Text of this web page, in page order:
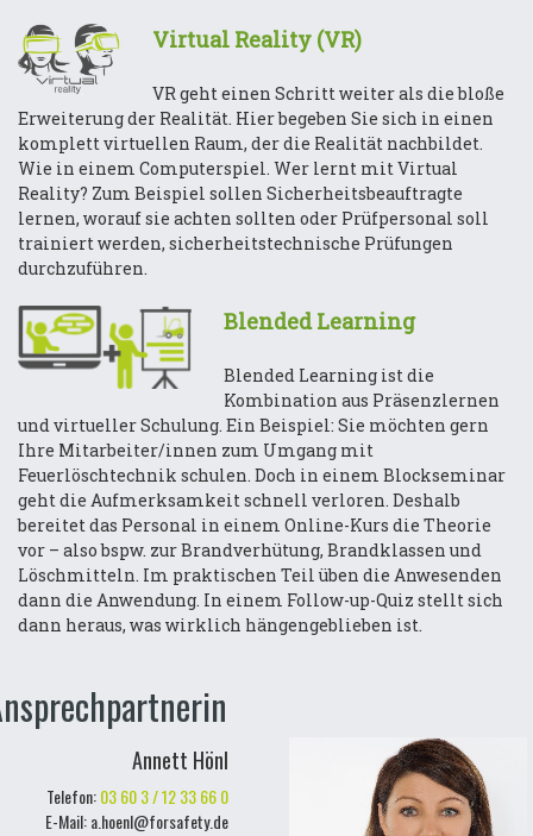
Virtual Reality (VR)
VR geht einen Schritt weiter als die bloße
Erweiterung der Realität. Hier begeben Sie sich in einen
komplett virtuellen Raum, der die Realität nachbildet.
Wie in einem Computerspiel. Wer lernt mit Virtual
Reality? Zum Beispiel sollen Sicherheitsbeauftragte
lernen, worauf sie achten sollten oder Prüfpersonal soll
trainiert werden, sicherheitstechnische Prüfungen
durchzuführen.
Blended Learning
Blended Learning ist die
Kombination aus Präsenzlernen
und virtueller Schulung. Ein Beispiel: Sie möchten gern
Ihre Mitarbeiter/innen zum Umgang mit
Feuerlöschtechnik schulen. Doch in einem Blockseminar
geht die Aufmerksamkeit schnell verloren. Deshalb
bereitet das Personal in einem Online-Kurs die Theorie
vor – also bspw. zur Brandverhütung, Brandklassen und
Löschmitteln. Im praktischen Teil üben die Anwesenden
dann die Anwendung. In einem Follow-up-Quiz stellt sich
dann heraus, was wirklich hängengeblieben ist.
Annett Hönl
Telefon:03 60 3 / 12 33 66 0
E-Mail: a.hoenl@forsafety.de